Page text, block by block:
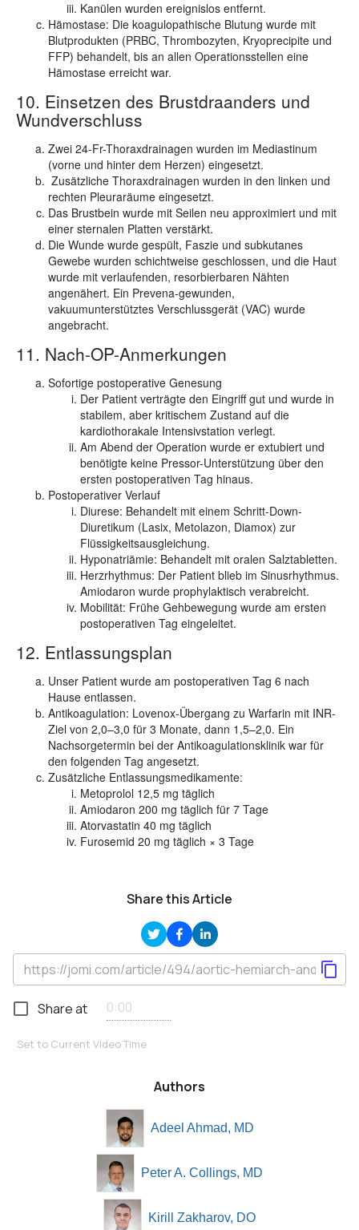
Kanülen wurden ereignislos entfernt.
Hämostase: Die koagulopathische Blutung wurde mit
Blutprodukten (PRBC, Thrombozyten, Kryoprecipite und
FFP) behandelt, bis an allen Operationsstellen eine
Hämostase erreicht war.
10. Einsetzen des Brustdraanders und
Wundverschluss
Zwei 24-Fr-Thoraxdrainagen wurden im Mediastinum
(vorne und hinter dem Herzen) eingesetzt.
Zusätzliche Thoraxdrainagen wurden in den linken und
rechten Pleuraräume eingesetzt.
Das Brustbein wurde mit Seilen neu approximiert und mit
einer sternalen Platten verstärkt.
Die Wunde wurde gespült, Faszie und subkutanes
Gewebe wurden schichtweise geschlossen, und die Haut
wurde mit verlaufenden, resorbierbaren Nähten
angenähert. Ein Prevena-gewunden,
vakuumunterstütztes Verschlussgerät (VAC) wurde
angebracht.
11. Nach-OP-Anmerkungen
Sofortige postoperative Genesung
Der Patient verträgte den Eingriff gut und wurde in
stabilem, aber kritischem Zustand auf die
kardiothorakale Intensivstation verlegt.
Am Abend der Operation wurde er extubiert und
benötigte keine Pressor-Unterstützung über den
ersten postoperativen Tag hinaus.
Postoperativer Verlauf
Diurese: Behandelt mit einem Schritt-Down-
Diuretikum (Lasix, Metolazon, Diamox) zur
Flüssigkeitsausgleichung.
Hyponatriämie: Behandelt mit oralen Salztabletten.
Herzrhythmus: Der Patient blieb im Sinusrhythmus.
Amiodaron wurde prophylaktisch verabreicht.
Mobilität: Frühe Gehbewegung wurde am ersten
postoperativen Tag eingeleitet.
12. Entlassungsplan
Unser Patient wurde am postoperativen Tag 6 nach
Hause entlassen.
Antikoagulation: Lovenox-Übergang zu Warfarin mit INR-
Ziel von 2,0–3,0 für 3 Monate, dann 1,5–2,0. Ein
Nachsorgetermin bei der Antikoagulationsklinik war für
den folgenden Tag angesetzt.
Zusätzliche Entlassungsmedikamente:
Metoprolol 12,5 mg täglich
Amiodaron 200 mg täglich für 7 Tage
Atorvastatin 40 mg täglich
Furosemid 20 mg täglich × 3 Tage
Share this Article
Share at
Set to Current Video Time
Authors
Adeel Ahmad, MD
Peter A. Collings, MD
Kirill Zakharov, DO